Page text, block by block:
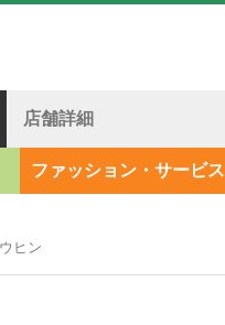
店舗詳細
ファッション・サービス
ヒン